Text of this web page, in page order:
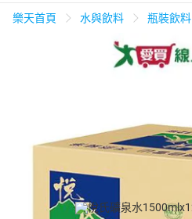
美食蛋糕
3C家電
女裝
樂天首頁 水與飲料 瓶裝飲料